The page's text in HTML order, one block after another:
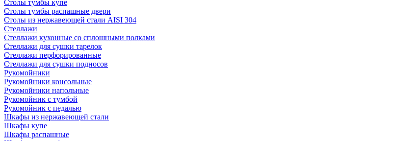
Столы тумбы купе
Столы тумбы распашные двери
Столы из нержавеющей стали AISI 304
Стеллажи
Стеллажи кухонные со сплошными полками
Стеллажи для сушки тарелок
Стеллажи перфорированные
Стеллажи для сушки подносов
Рукомойники
Рукомойники консольные
Рукомойники напольные
Рукомойник с тумбой
Рукомойник с педалью
Шкафы из нержавеющей стали
Шкафы купе
Шкафы распашные